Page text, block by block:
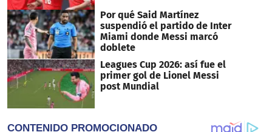
Por qué Said Martínez
suspendió el partido de Inter
Miami donde Messi marcó
doblete
Leagues Cup 2026: así fue el
primer gol de Lionel Messi
post Mundial